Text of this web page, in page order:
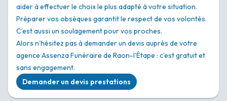
aider à effectuer le choix le plus adapté à votre situation.
Préparer vos obsèques garantit le respect de vos volontés.
C’est aussi un soulagement pour vos proches.
Alors n’hésitez pas à demander un devis auprès de votre
agence Assenza Funéraire de Raon-l'Étape : c’est gratuit et
sans engagement.
Demander un devis prestations